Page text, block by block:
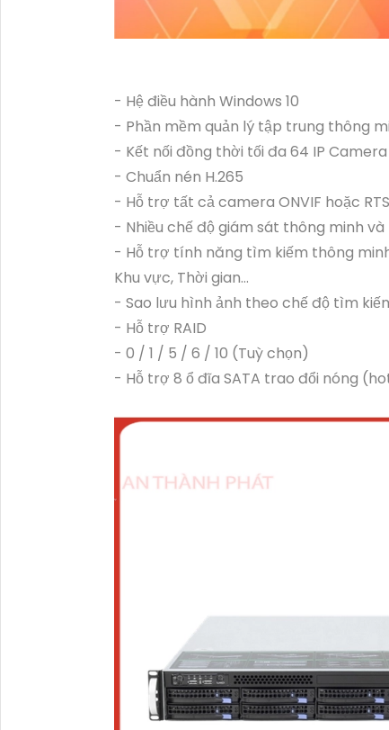
- Hệ điều hành Windows 10
- Phần mềm quản lý tập trung thông
- Kết nối đồng thời tối đa 64 IP
- Chuẩn nén H.265
- Hỗ trợ tất cả camera ONVIF hoặc
- Nhiều chế độ giám sát thông minh
- Hỗ trợ tính năng tìm kiếm thông
Khu vực, Thời gian…
- Sao lưu hình ảnh theo chế độ tìm
- Hỗ trợ RAID
- 0 / 1 / 5 / 6 / 10 (Tuỳ chọn)
- Hỗ trợ 8 ổ đĩa SATA trao đổi nóng